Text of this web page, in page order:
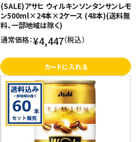
(SALE)アサヒ ウィルキンソンタンサンレモ
ン500ml×24本×2ケース (48本)(送料無
料、一部地域は除く)
通常価格：¥4,447（税込）
カートに入れる